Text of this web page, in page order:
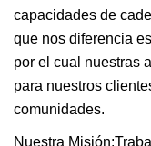
capacidades de
que nos diferencia
por el cual nuestras
para nuestros
comunidades.
Nuestra